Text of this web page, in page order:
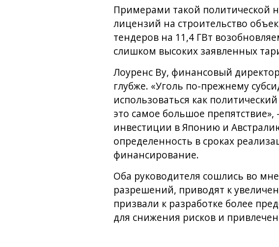
Примерами такой политической
лицензий на строительство
тендеров на 11,4 ГВт
слишком высоких заявленных
Лоуренс Ву, финансовый
глубже. «Уголь по-прежнему
использоваться как
это самое большое
инвестиции в Японию и
определенность в сроках
финансирование.
Оба руководителя сошлись во
разрешений, приводят к
призвали к разработке более
для снижения рисков и